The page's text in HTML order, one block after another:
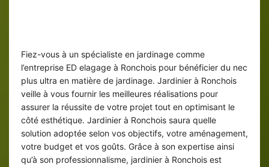
Fiez-vous à un spécialiste en jardinage comme
l’entreprise ED elagage à Ronchois pour bénéficier du nec
plus ultra en matière de jardinage. Jardinier à Ronchois
veille à vous fournir les meilleures réalisations pour
assurer la réussite de votre projet tout en optimisant le
côté esthétique. Jardinier à Ronchois saura quelle
solution adoptée selon vos objectifs, votre aménagement,
votre budget et vos goûts. Grâce à son expertise ainsi
qu’à son professionnalisme, jardinier à Ronchois est